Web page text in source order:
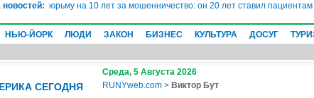
новостей:
в тюрьму на 10 лет за мошенничество: он 20 лет ставил пациентам
НЬЮ-ЙОРК ЛЮДИ ЗАКОН БИЗНЕС КУЛЬТУРА ДОСУГ
СЕГОДНЯ
Среда, 5 Августа 2026
RUNYweb.com > Виктор Бут